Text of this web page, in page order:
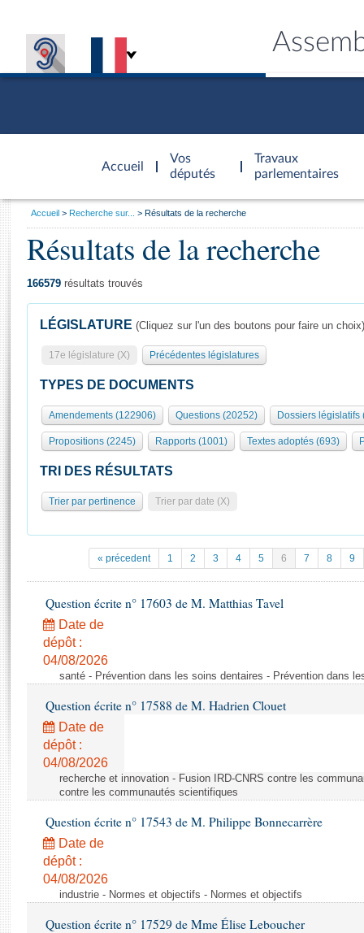
Accueil
d'accueil
Vos
députés
Travaux
parlementaires
Présidence
577 députés
Groupes politiques
Séance publique
Commissions et autres organes
Europe et International
Pétitions
Projets de loi
Propositions de loi
Amendements
Textes adoptés
Rapports d'information
Rapports d'enquête
Rapports législatifs
Baromètre de l’application des lois
Dossiers législatifs
Budget et sécurité sociale
Questions écrites et orales
Comptes rendus des débats
Général
Rôle et pouvoirs de l'Assemblée
Organisation de l'Assemblée
Présidence Conférence des Présidents Bureau Collège des
Statistiques et chiffres clés
Documents de référence
( Constitution | Règlement de l'Assemblée ... )
Histoire
Juniors
Anciennes législatures
Liens vers les sites publics
Visiter l'Assemblée
Visite virtuelle du palais Bourbon
Assister à une séance
La Bibliothèque
Contacts et plan d'accès
Photos libres de droit
Vous
Accueil Recherche sur... Résultats de la recherche
Résultats de la recherche
166579 résultats trouvés
LÉGISLATURE (Cliquez sur l'un des boutons pour faire un choix)
17e législature (X) Précédentes législatures
TYPES DE DOCUMENTS
Amendements (122906) Questions (20252) Dossiers législatifs
Propositions (2245) Rapports (1001) Textes adoptés (693)
TRI DES RÉSULTATS
Trier par pertinence Trier par date (X)
« précedent 1 2 3 4 5 6 7 8 9
Question écrite n° 17603 de M. Matthias Tavel
Date de
dépôt :
04/08/2026
santé - Prévention dans les soins dentaires - Prévention dans
Question écrite n° 17588 de M. Hadrien Clouet
Date de
dépôt :
04/08/2026
recherche et innovation - Fusion IRD-CNRS contre les
contre les communautés scientifiques
Question écrite n° 17543 de M. Philippe Bonnecarrère
Date de
dépôt :
04/08/2026
industrie - Normes et objectifs - Normes et objectifs
Question écrite n° 17529 de Mme Élise Leboucher